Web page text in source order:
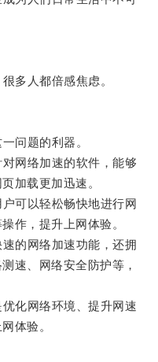
多人都倍感焦虑。
问题的利器。
网络加速的软件，能够
加载更加迅速。
可以轻松畅快地进行网
作，提升上网体验。
的网络加速功能，还拥
速、网络安全防护等，
化网络环境、提升网速
体验。